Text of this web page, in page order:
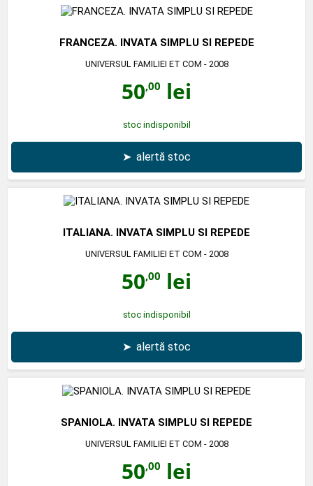
FRANCEZA. INVATA SIMPLU SI REPEDE
UNIVERSUL FAMILIEI ET COM - 2008
50,00 lei
stoc indisponibil
➤ alertă stoc
ITALIANA. INVATA SIMPLU SI REPEDE
UNIVERSUL FAMILIEI ET COM - 2008
50,00 lei
stoc indisponibil
➤ alertă stoc
SPANIOLA. INVATA SIMPLU SI REPEDE
UNIVERSUL FAMILIEI ET COM - 2008
50,00 lei